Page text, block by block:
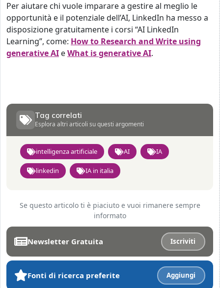
Per aiutare chi vuole imparare a gestire al meglio le
opportunità e il potenziale dell’AI, LinkedIn ha messo a
disposizione gratuitamente i corsi “AI LinkedIn
Learning”, come: How to Research and Write using
generative AI eWhat is generative AI.
Tag correlati
Esplora altri articoli su questi argomenti
intelligenza artificiale AI IA
linkedin IA in italia
Se questo articolo ti è piaciuto e vuoi rimanere sempre
informato
Newsletter Gratuita Iscriviti
Fonti di ricerca preferite Aggiungi